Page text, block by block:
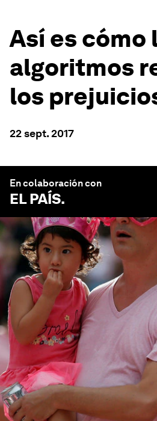
Así es cómo
algoritmos
los
22 sept. 2017
En colaboración con
EL PAÍS.